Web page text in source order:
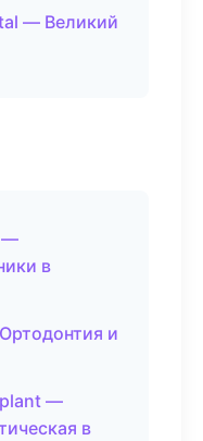
— Великий
—
в
и
—
в